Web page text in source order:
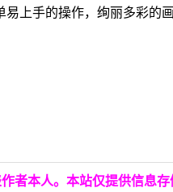
上手的操作，绚丽多彩
者本人。本站仅提供信息